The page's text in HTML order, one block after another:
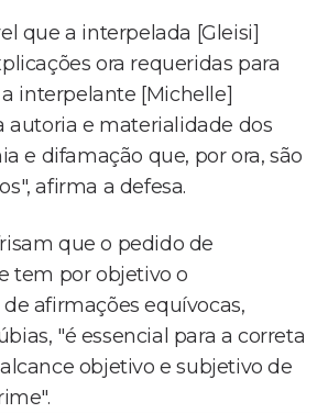
que a interpelada [Gleisi]
ora requeridas para
interpelante [Michelle]
autoria e materialidade dos
e difamação que, por ora, são
afirma a defesa.
que o pedido de
tem por objetivo o
afirmações equívocas,
"é essencial para a correta
objetivo e subjetivo de